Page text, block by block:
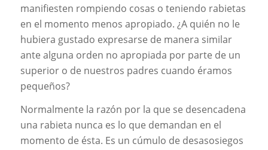
manifiesten rompiendo cosas o teniendo rabietas
en el momento menos apropiado. ¿A quién no le
hubiera gustado expresarse de manera similar
ante alguna orden no apropiada por parte de un
superior o de nuestros padres cuando éramos
pequeños?
Normalmente la razón por la que se desencadena
una rabieta nunca es lo que demandan en el
momento de ésta. Es un cúmulo de desasosiegos